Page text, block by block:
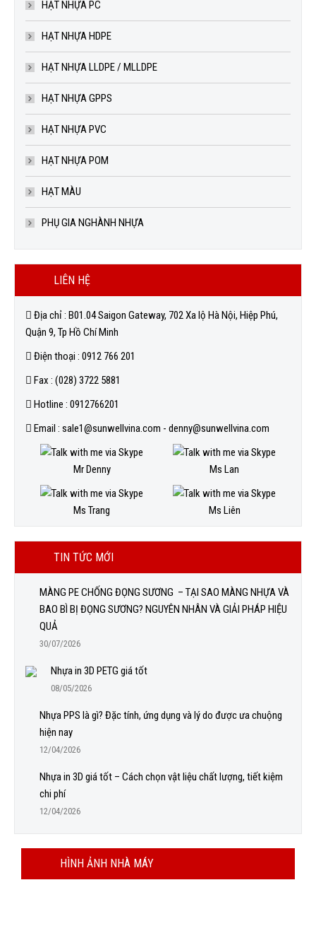
HẠT NHỰA PC
HẠT NHỰA HDPE
HẠT NHỰA LLDPE / MLLDPE
HẠT NHỰA GPPS
HẠT NHỰA PVC
HẠT NHỰA POM
HẠT MÀU
PHỤ GIA NGHÀNH NHỰA
LIÊN HỆ
Địa chỉ : B01.04 Saigon Gateway, 702 Xa lộ Hà Nội, Hiệp Phú,
Quận 9, Tp Hồ Chí Minh
Điện thoại : 0912 766 201
Fax : (028) 3722 5881
Hotline : 0912766201
Email : sale1@sunwellvina.com - denny@sunwellvina.com
Mr Denny Ms Lan
Ms Trang Ms Liên
TIN TỨC MỚI
MÀNG PE CHỐNG ĐỌNG SƯƠNG – TẠI SAO MÀNG NHỰA VÀ
BAO BÌ BỊ ĐỌNG SƯƠNG? NGUYÊN NHÂN VÀ GIẢI PHÁP HIỆU
QUẢ
30/07/2026
Nhựa in 3D PETG giá tốt
08/05/2026
Nhựa PPS là gì? Đặc tính, ứng dụng và lý do được ưa chuộng
hiện nay
12/04/2026
Nhựa in 3D giá tốt – Cách chọn vật liệu chất lượng, tiết kiệm
chi phí
12/04/2026
HÌNH ẢNH NHÀ MÁY